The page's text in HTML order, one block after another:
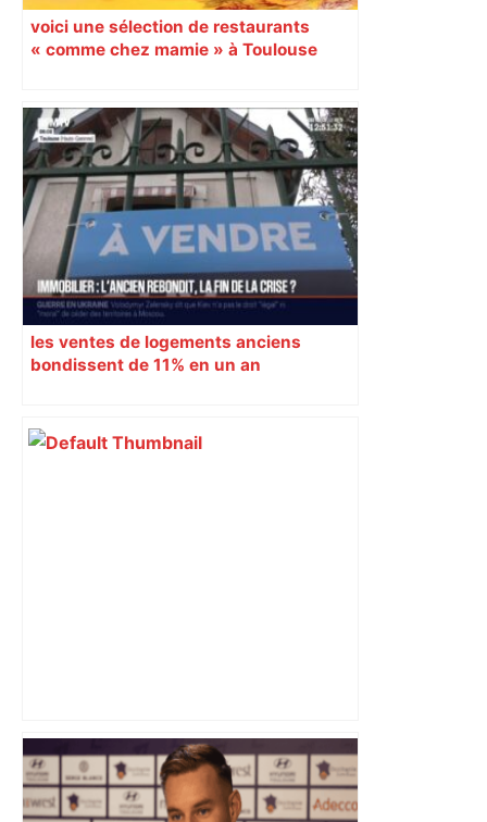
voici une sélection de restaurants
« comme chez mamie » à Toulouse
les ventes de logements anciens
bondissent de 11% en un an
Top 14 : Perpignan mate le leader
Toulouse et quitte la dernière place –
lanouvellerepublique.fr